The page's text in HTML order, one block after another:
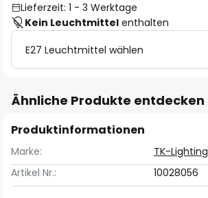
Lieferzeit: 1 - 3 Werktage
Kein Leuchtmittel enthalten
E27 Leuchtmittel wählen
Ähnliche Produkte entdecken
Produktinformationen
Marke:
TK-Lighting
Artikel Nr.:
10028056